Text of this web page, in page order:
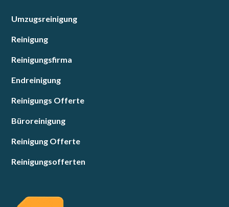
Umzugsreinigung
Reinigung
Reinigungsfirma
Endreinigung
Reinigungs Offerte
Büroreinigung
Reinigung Offerte
Reinigungsofferten